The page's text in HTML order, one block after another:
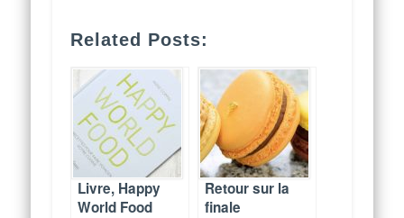
Related Posts:
Livre, Happy
World Food
Retour sur la
finale